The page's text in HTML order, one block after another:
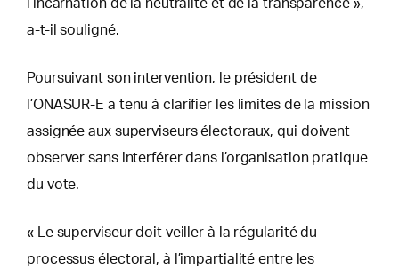
l’incarnation de la neutralité et de la transparence »,
a-t-il souligné.
Poursuivant son intervention, le président de
l’ONASUR-E a tenu à clarifier les limites de la mission
assignée aux superviseurs électoraux, qui doivent
observer sans interférer dans l’organisation pratique
du vote.
« Le superviseur doit veiller à la régularité du
processus électoral, à l’impartialité entre les